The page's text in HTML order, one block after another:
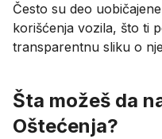
Često su deo
korišćenja vozila, što ti
transparentnu sliku o
Šta možeš da
Oštećenja?